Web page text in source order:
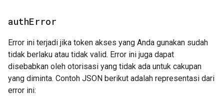
authError
Error ini terjadi jika token akses yang Anda gunakan sudah
tidak berlaku atau tidak valid. Error ini juga dapat
disebabkan oleh otorisasi yang tidak ada untuk cakupan
yang diminta. Contoh JSON berikut adalah representasi dari
error ini: